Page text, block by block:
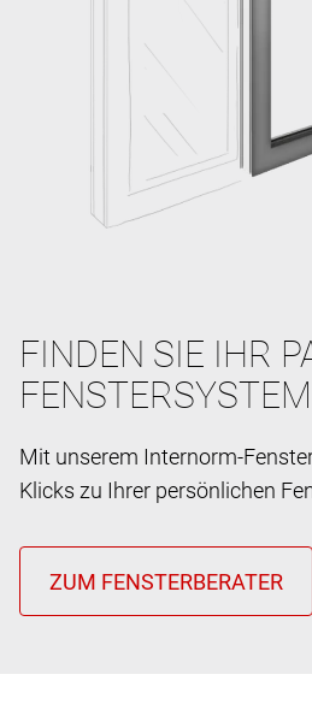
FINDEN SIE IHR
FENSTERSYSTEM
Mit unserem Internorm-
Klicks zu Ihrer persönlichen